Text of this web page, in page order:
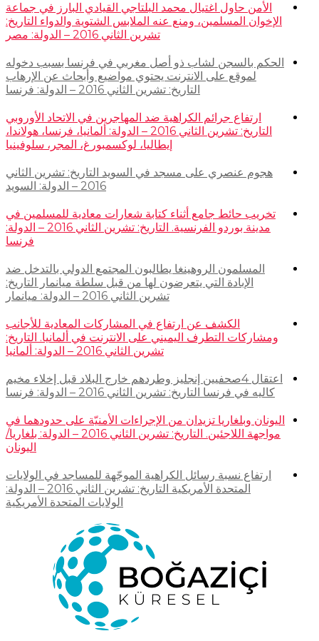
الأمن حاول اغتيال محمد البلتاجي القيادي البارز في جماعة
الإخوان المسلمين، ومنع عنه الملابس الشتوية والدواء التاريخ:
تشرين الثاني 2016 – الدولة: مصر
الحكم بالسجن لشاب ذو أصل مغربي في فرنسا بسبب دخوله
لموقع على الانترنت يحتوي مواضيع وأبحاث عن الإرهاب
التاريخ: تشرين الثاني 2016 – الدولة: فرنسا
ارتفاع جرائم الكراهية ضد المهاجرين في الاتحاد الأوروبي
التاريخ: تشرين الثاني 2016 – الدولة: ألمانيا، فرنسا، هولاندا،
إيطاليا، لوكسمبورغ، المجر، سلوفينيا
هجوم عنصري على مسجد في السويد التاريخ: تشرين الثاني
2016 – الدولة: السويد
تخريب حائط جامع أثناء كتابة شعارات معادية للمسلمين في
مدينة بوردو الفرنسية. التاريخ: تشرين الثاني 2016 – الدولة:
فرنسا
المسلمون الروهينغا يطالبون المجتمع الدولي بالتدخل ضد
الإبادة التي يتعرضون لها من قبل سلطة ميانمار التاريخ:
تشرين الثاني 2016 – الدولة: ميانمار
الكشف عن ارتفاع في المشاركات المعادية للأجانب
ومشاركات التطرف اليميني على الانترنت في ألمانيا. التاريخ:
تشرين الثاني 2016 – الدولة: ألمانيا
اعتقال 4صحفيين إنجليز وطردهم خارج البلاد قبل إخلاء مخيم
كاليه في فرنسا التاريخ: تشرين الثاني 2016 – الدولة: فرنسا
اليونان وبلغاريا تزيدان من الإجراءات الأمنيّة على حدودهما في
مواجهة اللاجئين. التاريخ: تشرين الثاني 2016 – الدولة: بلغاريا/
اليونان
ارتفاع نسبة رسائل الكراهية الموجّهة للمساجد في الولايات
المتحدة الأمريكية التاريخ: تشرين الثاني 2016 – الدولة:
الولايات المتحدة الأمريكية